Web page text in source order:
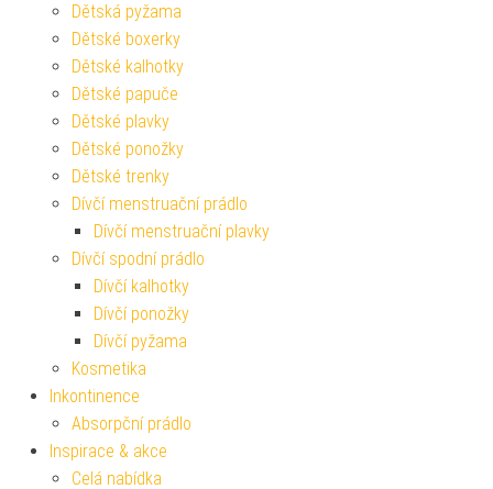
Dětská pyžama
Dětské boxerky
Dětské kalhotky
Dětské papuče
Dětské plavky
Dětské ponožky
Dětské trenky
Dívčí menstruační prádlo
Dívčí menstruační plavky
Dívčí spodní prádlo
Dívčí kalhotky
Dívčí ponožky
Dívčí pyžama
Kosmetika
Inkontinence
Absorpční prádlo
Inspirace & akce
Celá nabídka